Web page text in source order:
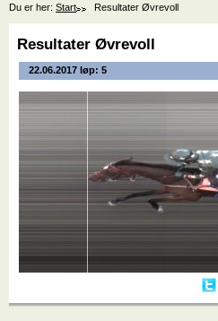
Du er her: Start Resultater Øvrevoll
Resultater Øvrevoll
22.06.2017 løp: 5